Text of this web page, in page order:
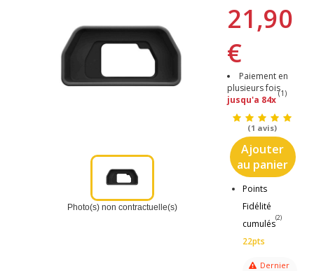
Photo(s) non contractuelle(s)
21,90
€
Paiement en
plusieurs fois
jusqu'a 84x
(1)
(1 avis)
Ajouter
au panier
Points
Fidélité
cumulés
(2)
22pts
Dernier